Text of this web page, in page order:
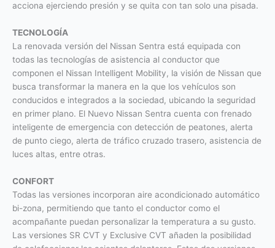
acciona ejerciendo presión y se quita con tan solo una pisada.
TECNOLOGÍA
La renovada versión del Nissan Sentra está equipada con
todas las tecnologías de asistencia al conductor que
componen el Nissan Intelligent Mobility, la visión de Nissan que
busca transformar la manera en la que los vehículos son
conducidos e integrados a la sociedad, ubicando la seguridad
en primer plano. El Nuevo Nissan Sentra cuenta con frenado
inteligente de emergencia con detección de peatones, alerta
de punto ciego, alerta de tráfico cruzado trasero, asistencia de
luces altas, entre otras.
CONFORT
Todas las versiones incorporan aire acondicionado automático
bi-zona, permitiendo que tanto el conductor como el
acompañante puedan personalizar la temperatura a su gusto.
Las versiones SR CVT y Exclusive CVT añaden la posibilidad